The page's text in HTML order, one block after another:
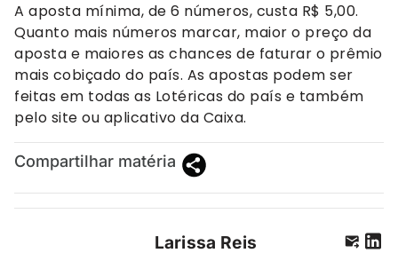
A aposta mínima, de 6 números, custa R$ 5,00.
Quanto mais números marcar, maior o preço da
aposta e maiores as chances de faturar o prêmio
mais cobiçado do país. As apostas podem ser
feitas em todas as Lotéricas do país e também
pelo site ou aplicativo da Caixa.
Compartilhar matéria
Larissa Reis